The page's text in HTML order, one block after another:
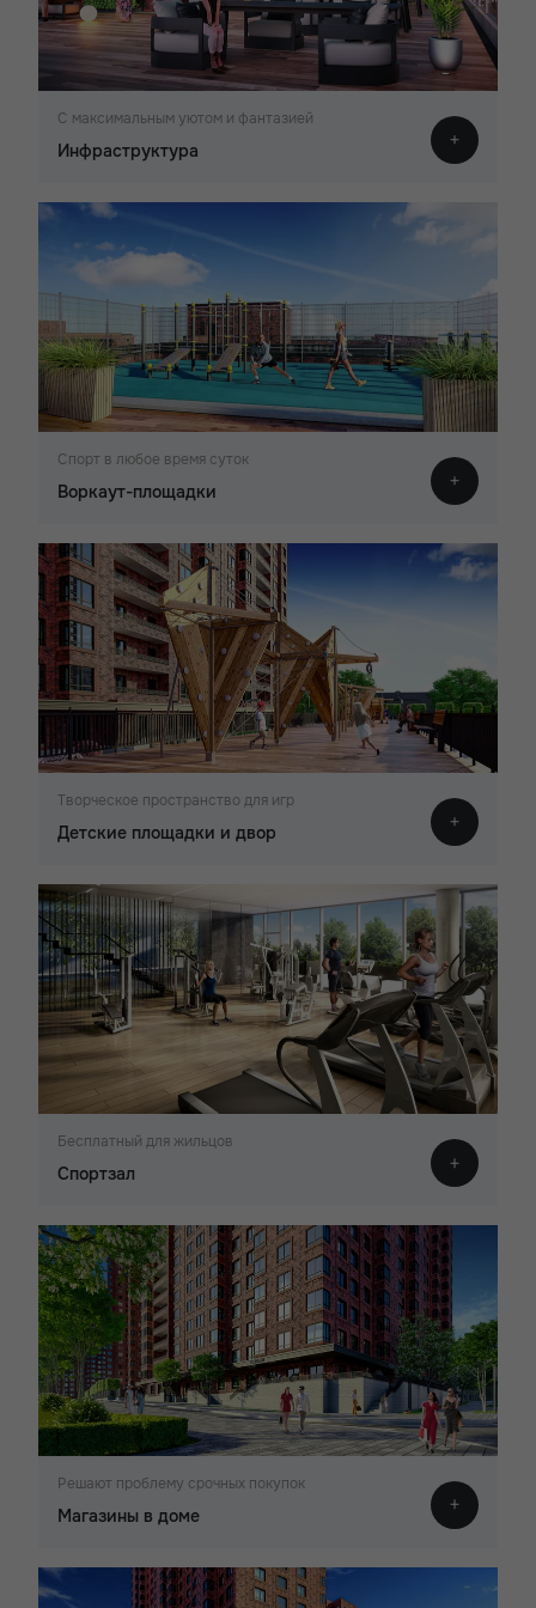
С максимальным уютом и фантазией
Инфраструктура
Спорт в любое время суток
Воркаут-площадки
Творческое пространство для игр
Детские площадки и двор
Бесплатный для жильцов
Спортзал
Решают проблему срочных покупок
Магазины в доме